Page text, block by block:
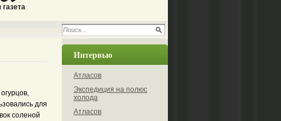
для
соленой
Интервью
Атласов
Экспедиция на полюс
холода
Атласов